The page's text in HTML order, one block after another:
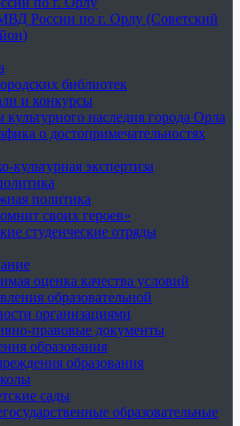
России по г. Орлу (Советский
библиотек
и конкурсы
наследия города Орла
о достопримечательностях
культурная экспертиза
политика
своих героев»
студенческие отряды
оценка качества условий
образовательной
организациями
правовые документы
образования
образования
сады
образовательные